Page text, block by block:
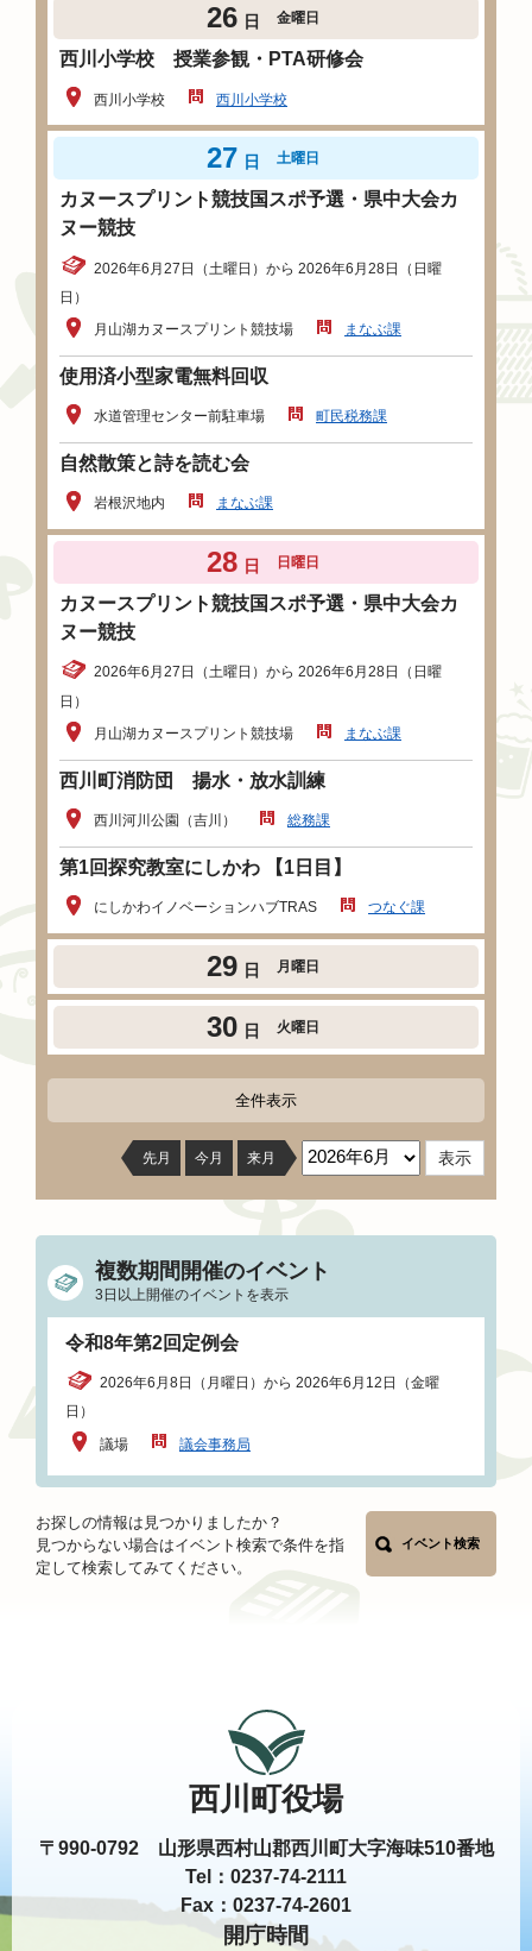
26 日 金曜日
西川小学校 授業参観・PTA研修会
西川小学校 西川小学校
27 日 土曜日
カヌースプリント競技国スポ予選・県中大会カ
ヌー競技
2026年6月27日（土曜日）から 2026年6月28日（日曜
日）
月山湖カヌースプリント競技場
まなぶ課
使用済小型家電無料回収
水道管理センター前駐車場 町民税務課
自然散策と詩を読む会
岩根沢地内 まなぶ課
28 日 日曜日
カヌースプリント競技国スポ予選・県中大会カ
ヌー競技
2026年6月27日（土曜日）から 2026年6月28日（日曜
日）
月山湖カヌースプリント競技場
まなぶ課
西川町消防団 揚水・放水訓練
西川河川公園（吉川） 総務課
第1回探究教室にしかわ 【1日目】
にしかわイノベーションハブTRAS つなぐ課
29 日 月曜日
30 日 火曜日
全件表示
先月 今月 来月
複数期間開催のイベント
3日以上開催のイベントを表示
令和8年第2回定例会
2026年6月8日（月曜日）から 2026年6月12日（金曜
日）
議場
議会事務局
お探しの情報は見つかりましたか？
見つからない場合はイベント検索で条件を指
定して検索してみてください。
イベント検索
西川町役場
〒990-0792 山形県西村山郡西川町大字海味510番地
Tel：0237-74-2111
Fax：0237-74-2601
開庁時間